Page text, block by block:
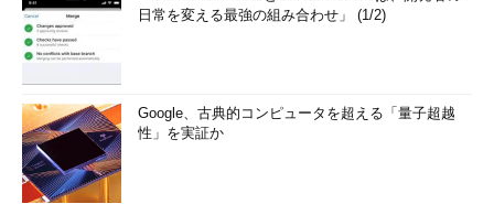
日常を変える最強の組み合わせ」 (1/2)
Google、古典的コンピュータを超える「量子超越
性」を実証か